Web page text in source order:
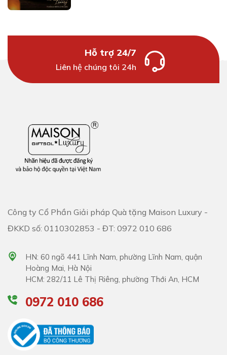
Hỗ trợ 24/7
Liên hệ chúng tôi 24h
Công ty Cổ Phần Giải pháp Quà tặng Maison Luxury -
ĐKKD số: 0110302853 - ĐT: 0972 010 686
HN: 60 ngõ 441 Lĩnh Nam, phường Lĩnh Nam, quận
Hoàng Mai, Hà Nội
HCM: 282/11 Lê Thị Riêng, phường Thới An, HCM
0972 010 686